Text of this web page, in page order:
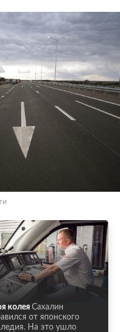
колея Сахалин
от японского
На это ушло